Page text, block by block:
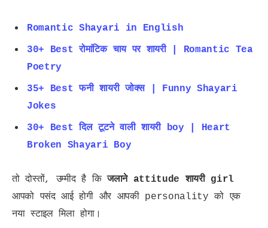
Romantic Shayari in English
30+ Best रोमांटिक चाय पर शायरी | Romantic Tea
Poetry
35+ Best फनी शायरी जोक्स | Funny Shayari
Jokes
30+ Best दिल टूटने वाली शायरी boy | Heart
Broken Shayari Boy
तो दोस्तों, उम्मीद है किजलाने attitude शायरी girl
आपको पसंद आई होगी और आपकी personality को एक
नया स्टाइल मिला होगा।